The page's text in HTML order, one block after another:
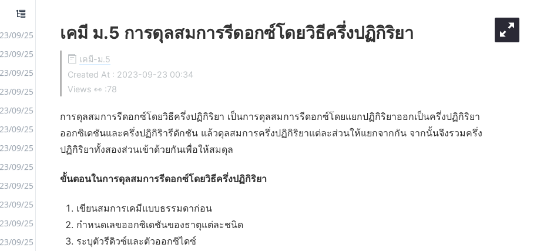
09/25
09/25
09/25
09/25
09/25
09/25
09/25
09/25
09/25
09/25
09/25
09/25
เคมี ม.5 การดุลสมการรีดอกซ์โดยวิธีครึ่งปฏิกิริยา
เคมี-ม.5
Created At : 2023-09-23 00:34
Views 👀 :78
การดุลสมการรีดอกซ์โดยวิธีครึ่งปฏิกิริยา เป็นการดุลสมการรีดอกซ์โดยแยกปฏิกิริยาออกเป็นครึ่งปฏิกิริยา
ออกซิเดชันและครึ่งปฏิกิริารีดักชัน แล้วดุลสมการครึ่งปฏิกิริยาแต่ละส่วนให้แยกจากกัน จากนั้นจึงรวมครึ่ง
ปฏิกิริยาทั้งสองส่วนเข้าด้วยกันเพื่อให้สมดุล
ขั้นตอนในการดุลสมการรีดอกซ์โดยวิธีครึ่งปฏิกิริยา
เขียนสมการเคมีแบบธรรมดาก่อน
กำหนดเลขออกซิเดชันของธาตุแต่ละชนิด
ระบุตัวรีดิวซ์และตัวออกซิไดซ์